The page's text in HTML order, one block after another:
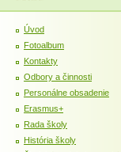
Úvod
Fotoalbum
Kontakty
Odbory a činnosti
Personálne obsadenie
Erasmus+
Rada školy
História školy